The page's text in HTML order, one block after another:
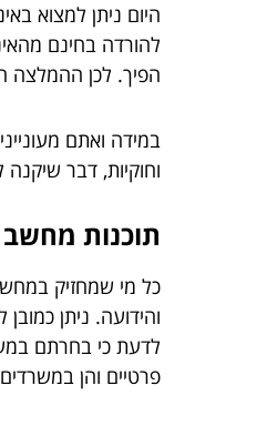
היום ניתן למצוא
להורדה בחינם
הפיך. לכן ההמלצה
במידה ואתם
וחוקיות, דבר
תוכנות מחשב
והידועה. ניתן
לדעת כי בחרתם
פרטיים והן